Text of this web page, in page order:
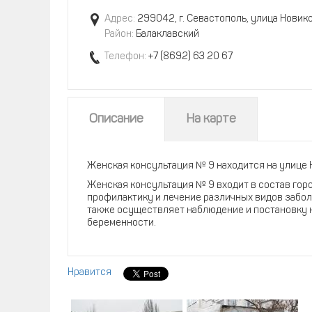
Адрес: 299042, г. Севастополь, улица
Район: Балаклавский
Телефон: +7 (8692) 63 20 67
Описание На карте
Женская консультация № 9 находится на улице
Женская консультация № 9 входит в состав
профилактику и лечение различных видов
также осуществляет наблюдение и
беременности.
Нравится